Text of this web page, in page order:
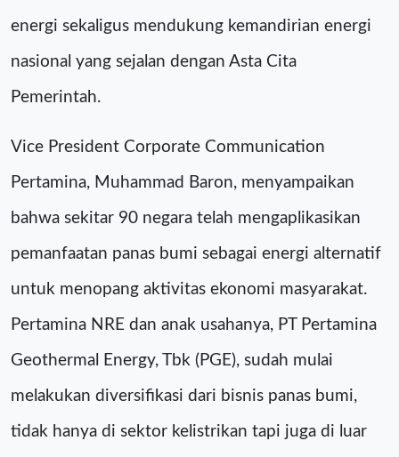
energi sekaligus mendukung kemandirian energi
nasional yang sejalan dengan Asta Cita
Pemerintah.
Vice President Corporate Communication
Pertamina, Muhammad Baron, menyampaikan
bahwa sekitar 90 negara telah mengaplikasikan
pemanfaatan panas bumi sebagai energi alternatif
untuk menopang aktivitas ekonomi masyarakat.
Pertamina NRE dan anak usahanya, PT Pertamina
Geothermal Energy, Tbk (PGE), sudah mulai
melakukan diversifikasi dari bisnis panas bumi,
tidak hanya di sektor kelistrikan tapi juga di luar